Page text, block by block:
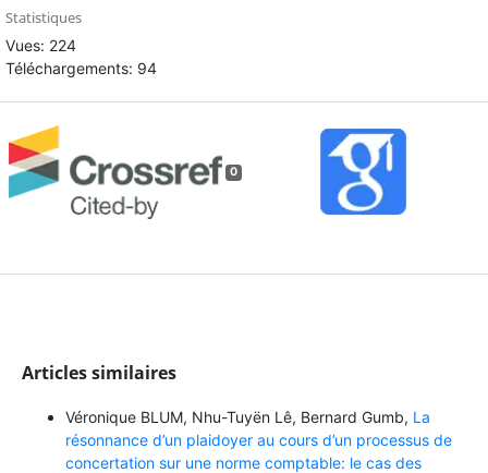
Statistiques
Vues: 224
Téléchargements: 94
0
Articles similaires
Véronique BLUM, Nhu-Tuyën Lê, Bernard Gumb, La
résonnance d’un plaidoyer au cours d’un processus de
concertation sur une norme comptable: le cas des